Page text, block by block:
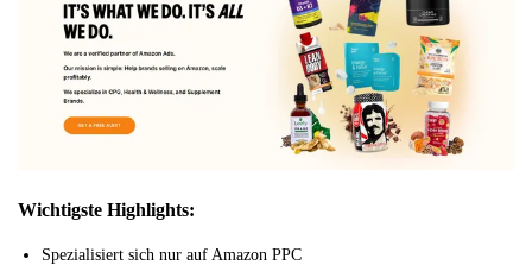
Wichtigste Highlights:
Spezialisiert sich nur auf Amazon PPC